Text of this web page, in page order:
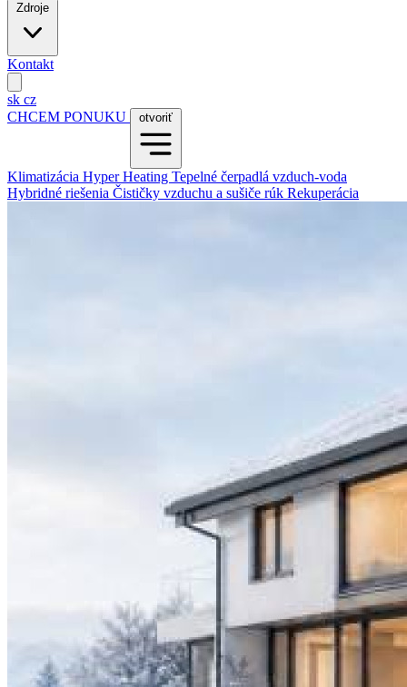
Zdroje
Kontakt
sk cz
CHCEM PONUKU
otvoriť
Klimatizácia Hyper Heating Tepelné čerpadlá vzduch-voda
Hybridné riešenia Čističky vzduchu a sušiče rúk Rekuperácia